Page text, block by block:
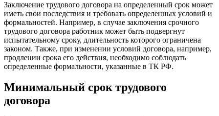
Заключение трудового договора на определенный срок может
иметь свои последствия и требовать определенных условий и
формальностей. Например, в случае заключения срочного
трудового договора работник может быть подвергнут
испытательному сроку, длительность которого ограничена
законом. Также, при изменении условий договора, например,
продлении срока его действия, необходимо соблюдать
определенные формальности, указанные в ТК РФ.
Минимальный срок трудового
договора